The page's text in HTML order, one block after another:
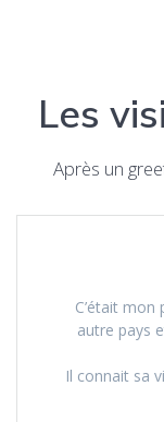
Les
Après un
C’était
autre pays
Il connait sa